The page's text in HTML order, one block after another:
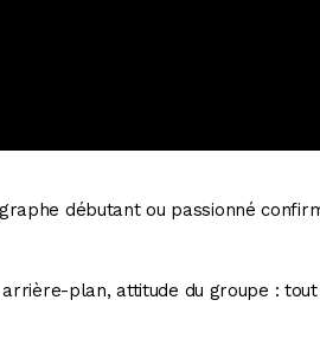
débutant ou passionné
arrière-plan, attitude du groupe :